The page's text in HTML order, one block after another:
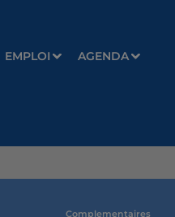
EMPLOI AGENDA
Complementaires